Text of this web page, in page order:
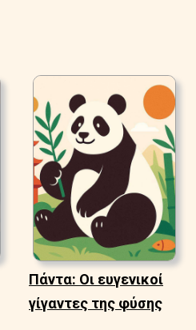
Πάντα: Οι ευγενικοί
γίγαντες της φύσης